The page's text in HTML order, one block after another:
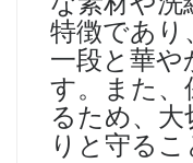
特徴であ
一段と華
す。また、
るため、
りと守る